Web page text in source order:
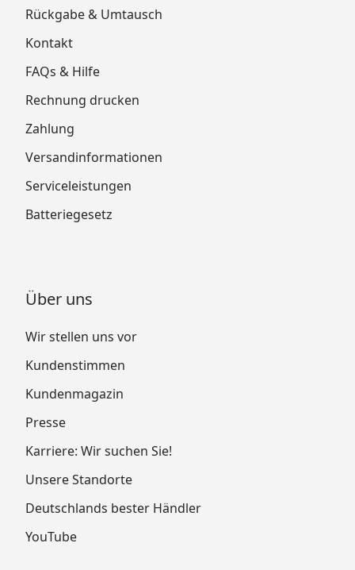
Rückgabe & Umtausch
Kontakt
FAQs & Hilfe
Rechnung drucken
Zahlung
Versandinformationen
Serviceleistungen
Batteriegesetz
Über uns
Wir stellen uns vor
Kundenstimmen
Kundenmagazin
Presse
Karriere: Wir suchen Sie!
Unsere Standorte
Deutschlands bester Händler
YouTube